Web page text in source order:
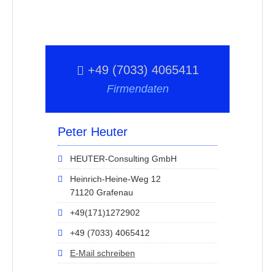
+49 (7033) 4065411
Firmendaten
Peter Heuter
HEUTER-Consulting GmbH
Heinrich-Heine-Weg 12
71120 Grafenau
+49(171)1272902
+49 (7033) 4065412
E-Mail schreiben